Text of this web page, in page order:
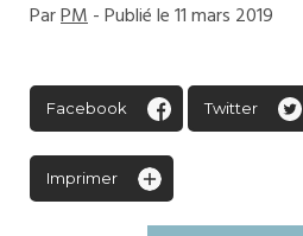
ParPM- Publié le 11 mars 2019
Facebook Twitter
Imprimer